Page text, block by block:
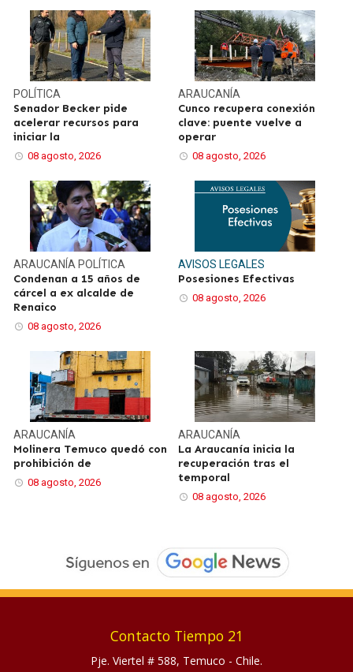
POLÍTICA
Senador Becker pide
acelerar recursos para
iniciar la
08 agosto, 2026
ARAUCANÍA
Cunco recupera conexión
clave: puente vuelve a
operar
08 agosto, 2026
ARAUCANÍA POLÍTICA
Condenan a 15 años de
cárcel a ex alcalde de
Renaico
08 agosto, 2026
AVISOS LEGALES
Posesiones Efectivas
08 agosto, 2026
ARAUCANÍA
Molinera Temuco quedó con
prohibición de
08 agosto, 2026
ARAUCANÍA
La Araucanía inicia la
recuperación tras el
temporal
08 agosto, 2026
Contacto Tiempo 21
Pje. Viertel # 588, Temuco - Chile.